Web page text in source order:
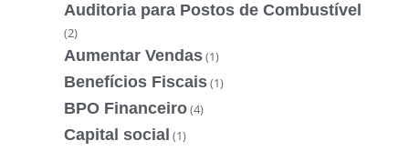
Auditoria para Postos de Combustível
(2)
Aumentar Vendas(1)
Benefícios Fiscais(1)
BPO Financeiro(4)
Capital social (1)